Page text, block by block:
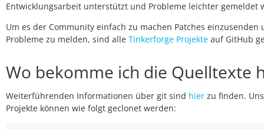
Entwicklungsarbeit unterstützt und Probleme leichter gemeldet
Um es der Community einfach zu machen Patches einzusenden
Probleme zu melden, sind alle Tinkerforge Projekte auf GitHub
Wo bekomme ich die Quelltexte
Weiterführenden Informationen über git sind hier zu finden.
Projekte können wie folgt geclonet werden: